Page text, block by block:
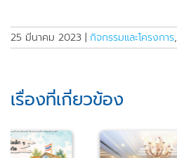
25 มีนาคม 2023 | กิจกรรมและโครงการ,
เรื่องที่เกี่ยวข้อง